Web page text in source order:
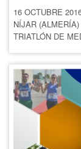
16 OCTUBRE
NÍJAR (ALMERÍA)
TRIATLÓN DE